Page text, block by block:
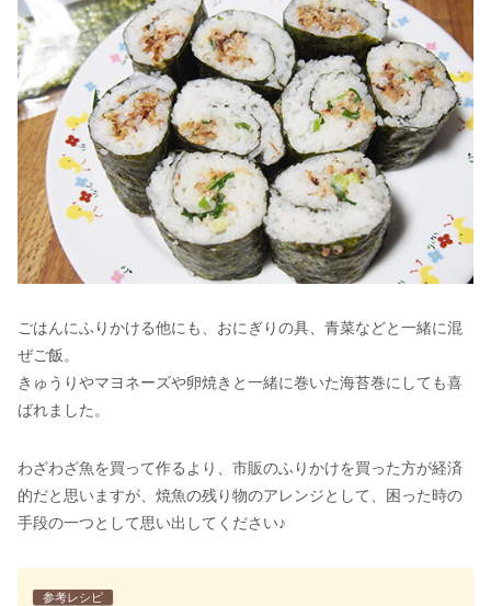
ごはんにふりかける他にも、おにぎりの具、青菜などと一緒に混
ぜご飯。
きゅうりやマヨネーズや卵焼きと一緒に巻いた海苔巻にしても喜
ばれました。
わざわざ魚を買って作るより、市販のふりかけを買った方が経済
的だと思いますが、焼魚の残り物のアレンジとして、困った時の
手段の一つとして思い出してください♪
参考レシピ